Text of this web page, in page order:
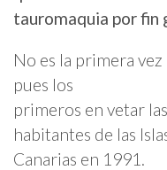
tauromaquia por fin
No es la primera
pues los
primeros en vetar
habitantes de las
Canarias en 1991.